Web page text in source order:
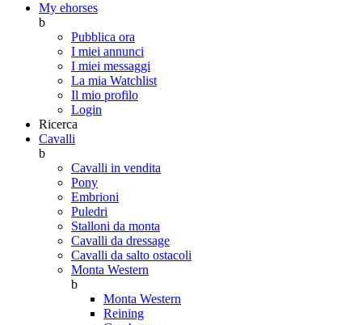
My ehorses
b
Pubblica ora
I miei annunci
I miei messaggi
La mia Watchlist
Il mio profilo
Login
Ricerca
Cavalli
b
Cavalli in vendita
Pony
Embrioni
Puledri
Stalloni da monta
Cavalli da dressage
Cavalli da salto ostacoli
Monta Western
b
Monta Western
Reining